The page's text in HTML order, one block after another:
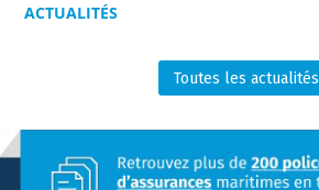
ACTUALITÉS
Toutes les actualités